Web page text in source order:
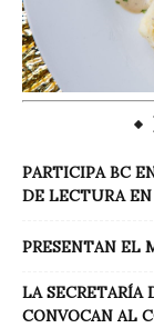
PARTICIPA BC
DE LECTURA
PRESENTAN EL
LA SECRETARÍA
CONVOCAN AL